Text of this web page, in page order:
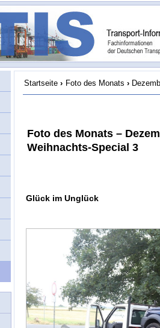
Startseite › Foto des Monats ›
Foto des Monats –
Weihnachts-Special 3
Glück im Unglück